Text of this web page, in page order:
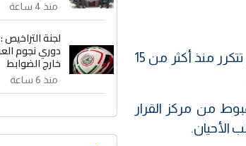
لقاءات ومؤتمرات واستعراضات، وبيانات نجاح وانتصار، وخطابات مزركشة، وذات الوعود التي تتكرر منذ أكثر من 15
من مركز القرار
الأحيان.
منذ 4 ساعة
خارج الضوابط
منذ 6 ساعة